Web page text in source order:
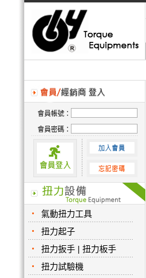
會員帳號：
會員密碼：
氣動扭力工具
扭力起子
扭力扳手 | 扭力板手
扭力試驗機